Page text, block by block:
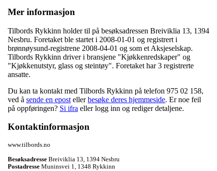
Mer informasjon
Tilbords Rykkinn holder til på besøksadressen Breiviklia 13, 1394
Nesbru. Foretaket ble startet i 2008-01-01 og registrert i
brønnøysund-registrene 2008-04-01 og som et Aksjeselskap.
Tilbords Rykkinn driver i bransjene "Kjøkkenredskaper" og
"Kjøkkenutstyr, glass og steintøy". Foretaket har 3 registrerte
ansatte.
Du kan ta kontakt med Tilbords Rykkinn på telefon 975 02 158,
ved å sende en epost ellerbesøke deres hjemmeside. Er noe feil
på oppføringen? Si ifra eller logg inn og rediger detaljene.
Kontaktinformasjon
www.tilbords.no
Besøksadresse Breiviklia 13, 1394 Nesbru
Postadresse Muninsvei 1, 1348 Rykkinn